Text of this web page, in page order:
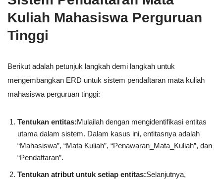
Kuliah Mahasiswa Perguruan
Tinggi
Berikut adalah petunjuk langkah demi langkah untuk
mengembangkan ERD untuk sistem pendaftaran mata kuliah
mahasiswa perguruan tinggi:
Tentukan entitas:Mulailah dengan mengidentifikasi entitas
utama dalam sistem. Dalam kasus ini, entitasnya adalah
“Mahasiswa”, “Mata Kuliah”, “Penawaran_Mata_Kuliah”, dan
“Pendaftaran”.
Tentukan atribut untuk setiap entitas:Selanjutnya,